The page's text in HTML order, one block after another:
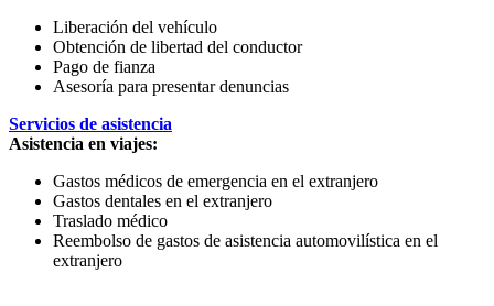
Liberación del vehículo
Obtención de libertad del conductor
Pago de fianza
Asesoría para presentar denuncias
Servicios de asistencia
Asistencia en viajes:
Gastos médicos de emergencia en el extranjero
Gastos dentales en el extranjero
Traslado médico
Reembolso de gastos de asistencia automovilística en el
extranjero